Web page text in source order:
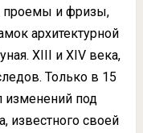
проемы и фризы,
архитектурной
XIII и XIV века,
Только в 15
изменений под
известного своей